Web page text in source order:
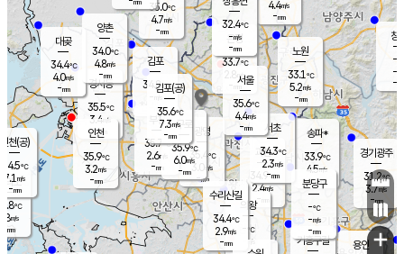
의도
℃
m/s
mm
과천
34.9℃
2.4m/s
- mm
용인
경기광주
31.2℃
3.7m/s
-mm
경서동
35.5℃
3.4 m/s
-mm
35.0℃
4.7m/s
-mm
대곶
34.4℃
4.0m/s
-mm
창
-
-m/
-
의왕
- ℃
m/s
김포
34.8℃
-m/s
mm
광명
35.4 ℃
3.0 m/s
-mm
부천
35.7℃
2.6m/s
-mm
양촌
34.0℃
4.8m/s
-mm
구로
35.9℃
6.0m/s
-mm
은평
33.7℃
2.8 m/s
- mm
노원
33.1℃
5.2m/s
-mm
송파*
33.9℃
4.5m/s
-mm
서초
34.3℃
2.3m/s
-mm
4.4m/s
-mm
기흥구갈
수리산길
34.4℃
2.9m/s
-mm
분당구
-℃
-m/s
-mm
32.4℃
-m/s
-mm
인천(공)
34.5℃
7.1 m/s
-mm
김포(공)
35.6℃
7.3m/s
-mm
인천
35.9℃
3.2m/s
-mm
서울
35.6℃
4.4m/s
-mm
+